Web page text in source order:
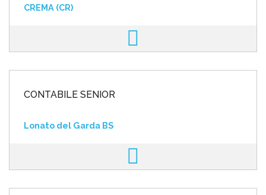
CREMA (CR)
CONTABILE SENIOR
Lonato del Garda BS